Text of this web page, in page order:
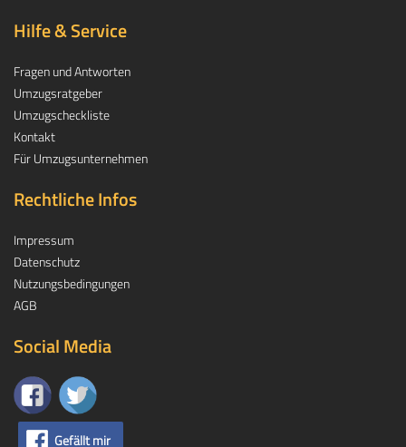
Hilfe & Service
Fragen und Antworten
Umzugsratgeber
Umzugscheckliste
Kontakt
Für Umzugsunternehmen
Rechtliche Infos
Impressum
Datenschutz
Nutzungsbedingungen
AGB
Social Media
Gefällt mir